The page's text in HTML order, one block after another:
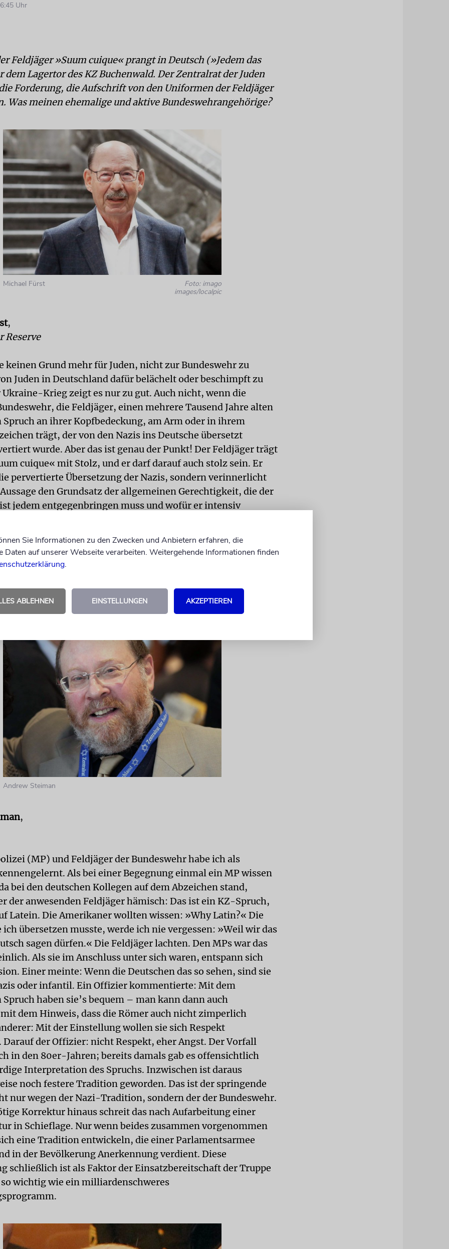
Uhr
Feldjäger »Suum cuique« prangt in Deutsch (»Jedem das
dem Lagertor des KZ Buchenwald. Der Zentralrat der Juden
Forderung, die Aufschrift von den Uniformen der Feldjäger
Was meinen ehemalige und aktive Bundeswehrangehörige?
Michael Fürst
Foto: imago
images/localpic
,
Reserve
keinen Grund mehr für Juden, nicht zur Bundeswehr zu
Juden in Deutschland dafür belächelt oder beschimpft zu
Ukraine-Krieg zeigt es nur zu gut. Auch nicht, wenn die
die Feldjäger, einen mehrere Tausend Jahre alten
an ihrer Kopfbedeckung, am Arm oder in ihrem
trägt, der von den Nazis ins Deutsche übersetzt
wurde. Aber das ist genau der Punkt! Der Feldjäger trägt
cuique« mit Stolz, und er darf darauf auch stolz sein. Er
pervertierte Übersetzung der Nazis, sondern verinnerlicht
den Grundsatz der allgemeinen Gerechtigkeit, die der
jedem entgegenbringen muss und wofür er intensiv
Staat geben, nicht zu Neonazis. Theodor Heuss, unser
über jeden Verdacht erhaben, hat bei Gründung
Verbandsabzeichen zu ändern, aber nicht bei den Feldjägern.
Andrew Steiman
,
(MP) und Feldjäger der Bundeswehr habe ich als
Als bei einer Begegnung einmal ein MP wissen
bei den deutschen Kollegen auf dem Abzeichen stand,
der anwesenden Feldjäger hämisch: Das ist ein KZ-Spruch,
Latein. Die Amerikaner wollten wissen: »Why Latin?« Die
übersetzen musste, werde ich nie vergessen: »Weil wir das
sagen dürfen.« Die Feldjäger lachten. Den MPs war das
Als sie im Anschluss unter sich waren, entspann sich
Einer meinte: Wenn die Deutschen das so sehen, sind sie
oder infantil. Ein Offizier kommentierte: Mit dem
haben sie’s bequem – man kann dann auch
dem Hinweis, dass die Römer auch nicht zimperlich
Mit der Einstellung wollen sie sich Respekt
Darauf der Offizier: nicht Respekt, eher Angst. Der Vorfall
in den 80er-Jahren; bereits damals gab es offensichtlich
Interpretation des Spruchs. Inzwischen ist daraus
noch festere Tradition geworden. Das ist der springende
nur wegen der Nazi-Tradition, sondern der der Bundeswehr.
Korrektur hinaus schreit das nach Aufarbeitung einer
in Schieflage. Nur wenn beides zusammen vorgenommen
eine Tradition entwickeln, die einer Parlamentsarmee
in der Bevölkerung Anerkennung verdient. Diese
schließlich ist als Faktor der Einsatzbereitschaft der Truppe
wichtig wie ein milliardenschweres
Sie Informationen zu den Zwecken und Anbietern erfahren, die
Daten auf unserer Webseite verarbeiten. Weitergehende Informationen finden
.
ABLEHNEN EINSTELLUNGEN AKZEPTIEREN